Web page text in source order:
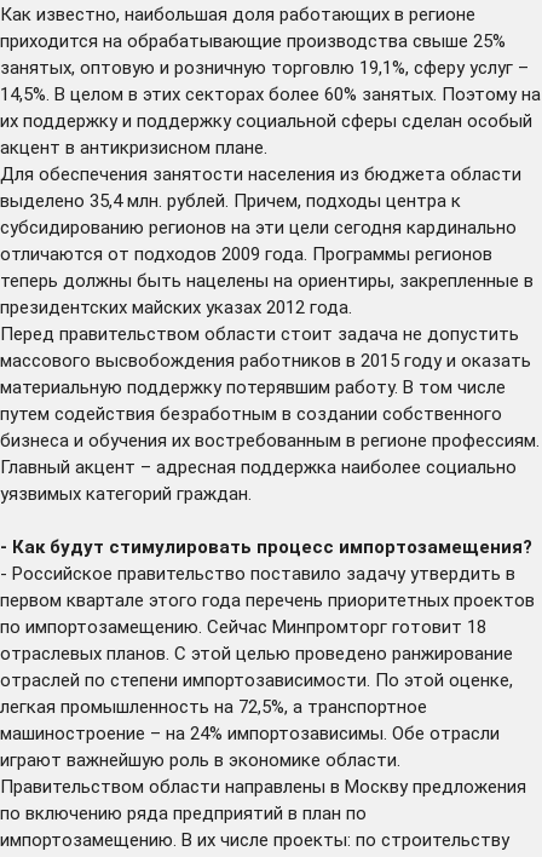
Как известно, наибольшая доля работающих в регионе
приходится на обрабатывающие производства свыше 25%
занятых, оптовую и розничную торговлю 19,1%, сферу услуг –
14,5%. В целом в этих секторах более 60% занятых. Поэтому на
их поддержку и поддержку социальной сферы сделан особый
акцент в антикризисном плане.
Для обеспечения занятости населения из бюджета области
выделено 35,4 млн. рублей. Причем, подходы центра к
субсидированию регионов на эти цели сегодня кардинально
отличаются от подходов 2009 года. Программы регионов
теперь должны быть нацелены на ориентиры, закрепленные в
президентских майских указах 2012 года.
Перед правительством области стоит задача не допустить
массового высвобождения работников в 2015 году и оказать
материальную поддержку потерявшим работу. В том числе
путем содействия безработным в создании собственного
бизнеса и обучения их востребованным в регионе профессиям.
Главный акцент – адресная поддержка наиболее социально
уязвимых категорий граждан.
- Как будут стимулировать процесс импортозамещения?
- Российское правительство поставило задачу утвердить в
первом квартале этого года перечень приоритетных проектов
по импортозамещению. Сейчас Минпромторг готовит 18
отраслевых планов. С этой целью проведено ранжирование
отраслей по степени импортозависимости. По этой оценке,
легкая промышленность на 72,5%, а транспортное
машиностроение – на 24% импортозависимы. Обе отрасли
играют важнейшую роль в экономике области.
Правительством области направлены в Москву предложения
по включению ряда предприятий в план по
импортозамещению. В их числе проекты: по строительству